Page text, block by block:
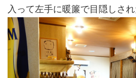
入って左手に暖簾で目隠しされ